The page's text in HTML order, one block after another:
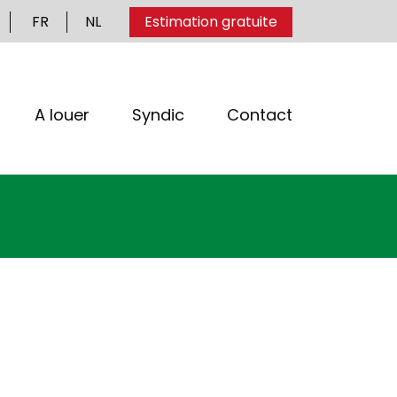
FR NL Estimation gratuite
A louer Syndic Contact